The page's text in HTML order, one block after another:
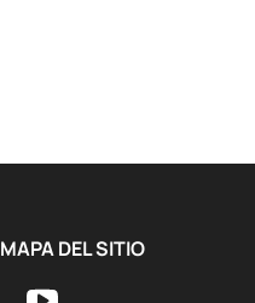
MAPA DEL SITIO